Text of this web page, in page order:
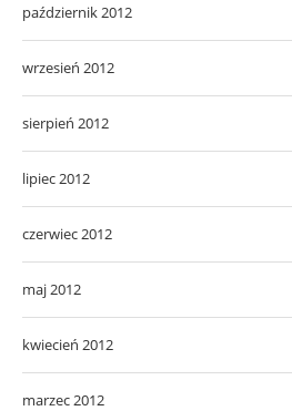
październik 2012
wrzesień 2012
sierpień 2012
lipiec 2012
czerwiec 2012
maj 2012
kwiecień 2012
marzec 2012